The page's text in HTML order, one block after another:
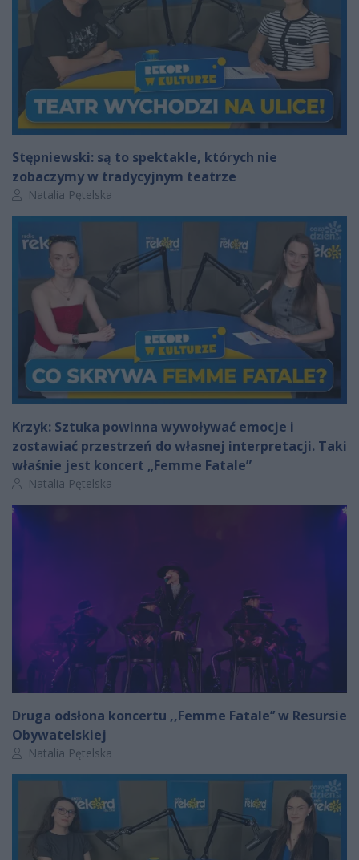
Stępniewski: są to spektakle, których nie
zobaczymy w tradycyjnym teatrze
Autor artykułu:
Natalia Pętelska
Krzyk: Sztuka powinna wywoływać emocje i
zostawiać przestrzeń do własnej interpretacji. Taki
właśnie jest koncert „Femme Fatale”
Autor artykułu:
Natalia Pętelska
Druga odsłona koncertu ,,Femme Fatale’’ w Resursie
Obywatelskiej
Autor artykułu:
Natalia Pętelska